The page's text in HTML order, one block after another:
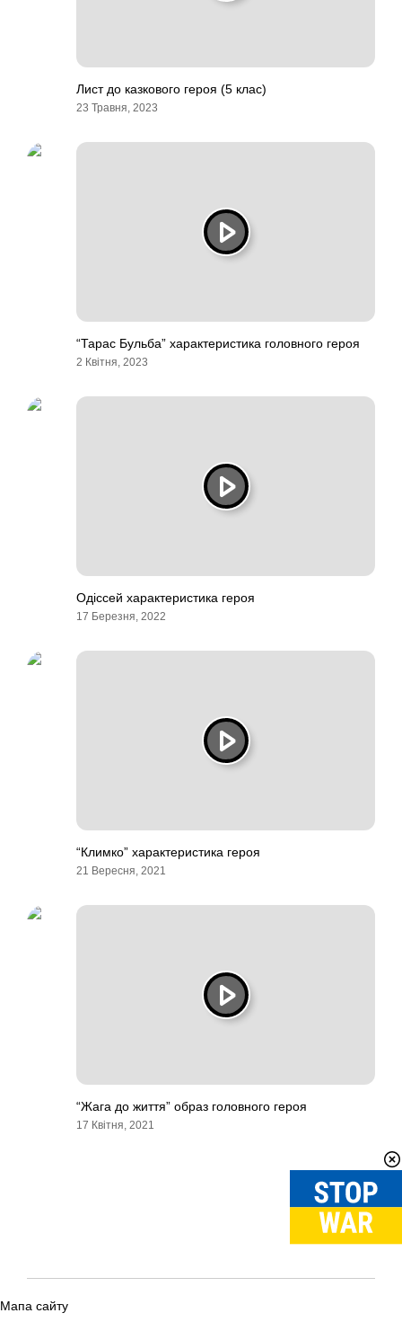
Лист до казкового героя (5 клас)
23 Травня, 2023
“Тарас Бульба” характеристика головного героя
2 Квітня, 2023
Одіссей характеристика героя
17 Березня, 2022
“Климко” характеристика героя
21 Вересня, 2021
“Жага до життя” образ головного героя
17 Квітня, 2021
Мапа сайту